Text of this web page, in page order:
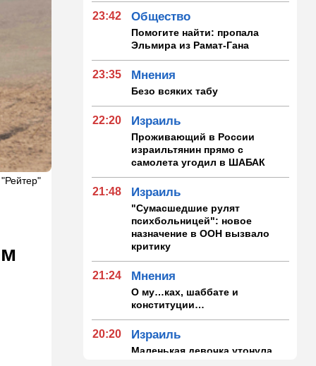
23:42 Общество
Помогите найти: пропала
Эльмира из Рамат-Гана
23:35 Мнения
Безо всяких табу
22:20 Израиль
Проживающий в России
израильтянин прямо с
самолета угодил в ШАБАК
21:48 Израиль
"Сумасшедшие рулят
психбольницей": новое
назначение в ООН вызвало
критику
21:24 Мнения
О му…ках, шаббате и
конституции…
20:20 Израиль
Маленькая девочка утонула